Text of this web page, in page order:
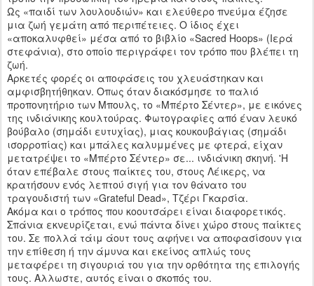
Ως «παιδί των λουλουδιών» και ελεύθερο πνεύμα έζησε
μια ζωή γεμάτη από περιπέτειες. Ο ίδιος έχει
«αποκαλυφθεί» μέσα από το βιβλίο «Sacred Hoops» (Ιερά
στεφάνια), στο οποίο περιγράφει τον τρόπο που βλέπει τη
ζωή.
Αρκετές φορές οι αποφάσεις του χλευάστηκαν και
αμφισβητήθηκαν. Οπως όταν διακόσμησε το παλιό
προπονητήριο των Μπουλς, το «Μπέρτο Σέντερ», με εικόνες
της ινδιάνικης κουλτούρας. Φωτογραφίες από έναν λευκό
βούβαλο (σημάδι ευτυχίας), μιας κουκουβάγιας (σημάδι
ισορροπίας) και μπάλες καλυμμένες με φτερά, είχαν
μετατρέψει το «Μπέρτο Σέντερ» σε... ινδιάνικη σκηνή. 'Η
όταν επέβαλε στους παίκτες του, στους Λέικερς, να
κρατήσουν ενός λεπτού σιγή για τον θάνατο του
τραγουδιστή των «Grateful Dead», Τζέρι Γκαρσία.
Ακόμα και ο τρόπος που κοουτσάρει είναι διαφορετικός.
Σπάνια εκνευρίζεται, ενώ πάντα δίνει χώρο στους παίκτες
του. Σε πολλά τάιμ άουτ τους αφήνει να αποφασίσουν για
την επίθεση ή την άμυνα και εκείνος απλώς τους
μεταφέρει τη σιγουριά του για την ορθότητα της επιλογής
τους. Αλλωστε, αυτός είναι ο σκοπός του.